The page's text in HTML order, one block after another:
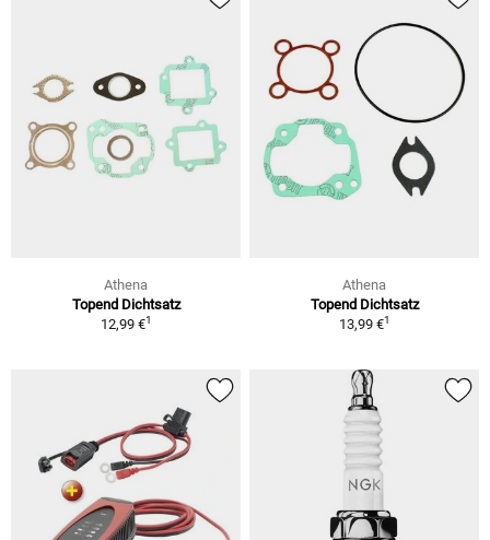
Athena
Topend Dichtsatz
12,99 €1
Athena
Topend Dichtsatz
13,99 €1